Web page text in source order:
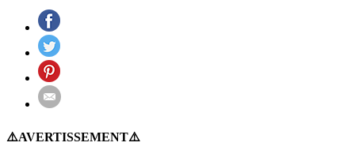
⚠️AVERTISSEMENT⚠️